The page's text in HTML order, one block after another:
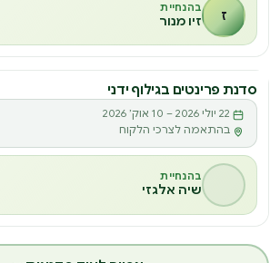
ז בהנחיית
זיו מנור
סדנה
ס
סדנת פרינטים בגילוף ידני
22 יולי 2026 – 10 אוק׳ 2026
בהתאמה לצרכי הלקוח
בהנחיית
שיה אלגזי